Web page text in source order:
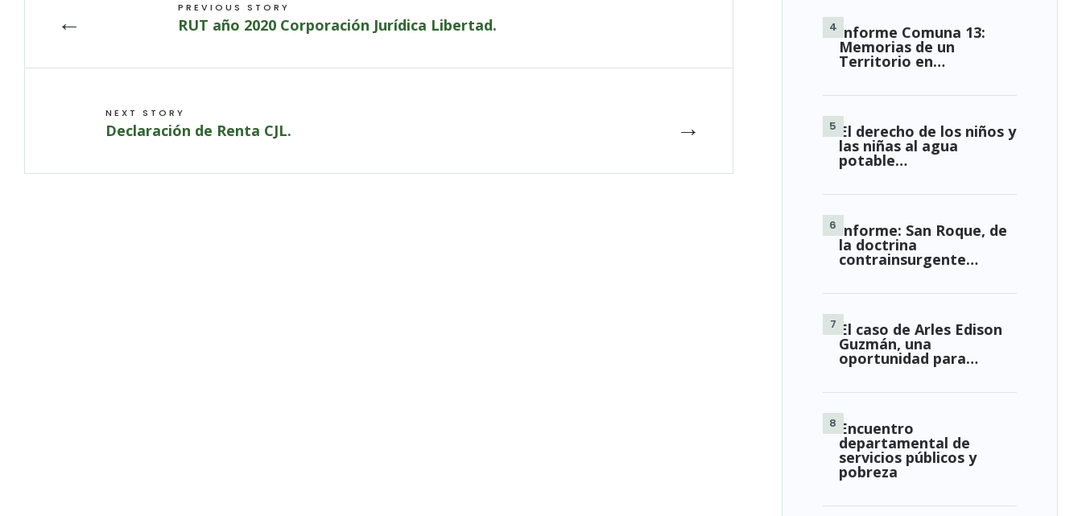
← PREVIOUS STORY
RUT año 2020 Corporación Jurídica Libertad.
→
NEXT STORY
Declaración de Renta CJL.
Informe Comuna 13:
Memorias de un
Territorio en…
El derecho de los niños y
las niñas al agua
potable…
Informe: San Roque, de
la doctrina
contrainsurgente…
El caso de Arles Edison
Guzmán, una
oportunidad para…
Encuentro
departamental de
servicios públicos y
pobreza